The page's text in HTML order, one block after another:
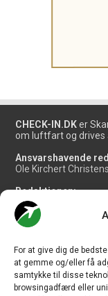
For at give dig de
at gemme og/eller få
samtykke til disse
browsingadfærd eller
CHECK-IN.DK er
om luftfart og drives
Ansvarshavende
Ole Kirchert
Redaktionen:
Christian Granhøj
Henrik Baumgarten
Danny Longhi
Salg og jobannoncer: